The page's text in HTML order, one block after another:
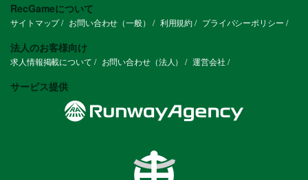
RecGameについて
サイトマップ お問い合わせ（一般） 利用規約 プライバシーポリシー
法人のお客様向け
求人情報掲載について お問い合わせ（法人） 運営会社
サービス提供